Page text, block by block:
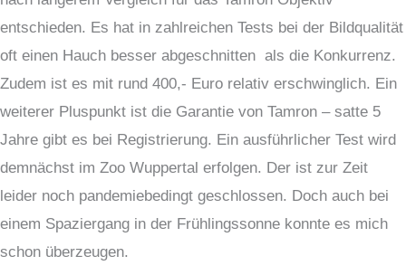
entschieden. Es hat in zahlreichen Tests bei der Bildqualität
oft einen Hauch besser abgeschnitten als die Konkurrenz.
Zudem ist es mit rund 400,- Euro relativ erschwinglich. Ein
weiterer Pluspunkt ist die Garantie von Tamron – satte 5
Jahre gibt es bei Registrierung. Ein ausführlicher Test wird
demnächst im Zoo Wuppertal erfolgen. Der ist zur Zeit
leider noch pandemiebedingt geschlossen. Doch auch bei
einem Spaziergang in der Frühlingssonne konnte es mich
schon überzeugen.